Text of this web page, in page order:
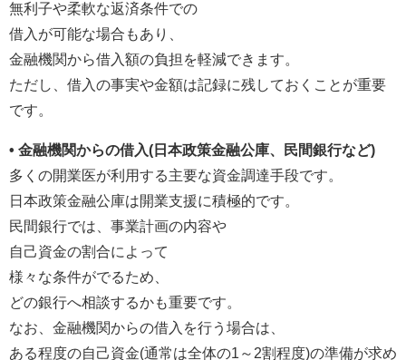
無利子や柔軟な返済条件での
借入が可能な場合もあり、
金融機関から借入額の負担を軽減できます。
ただし、借入の事実や金額は記録に残しておくことが重要
です。
• 金融機関からの借入(日本政策金融公庫、民間銀行など)
多くの開業医が利用する主要な資金調達手段です。
日本政策金融公庫は開業支援に積極的です。
民間銀行では、事業計画の内容や
自己資金の割合によって
様々な条件がでるため、
どの銀行へ相談するかも重要です。
なお、金融機関からの借入を行う場合は、
ある程度の自己資金(通常は全体の1～2割程度)の準備が求め